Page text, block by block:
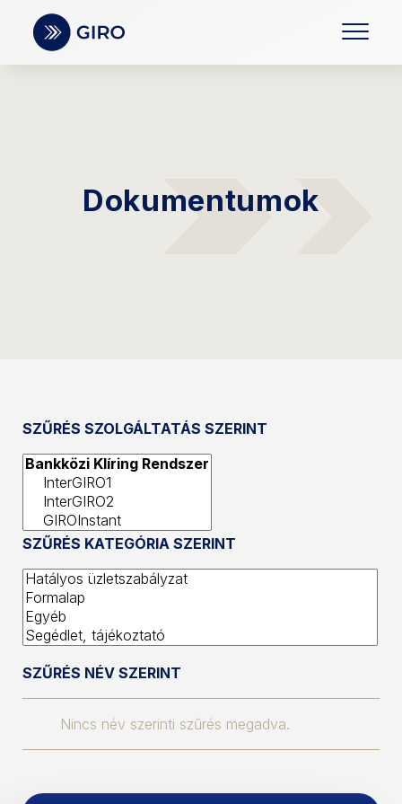
Dokumentumok
SZŰRÉS SZOLGÁLTATÁS SZERINT
SZŰRÉS KATEGÓRIA SZERINT
SZŰRÉS NÉV SZERINT